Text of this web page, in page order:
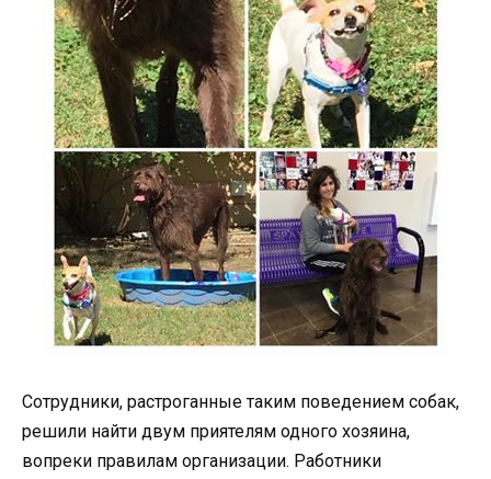
Сотрудники, растроганные таким поведением собак,
решили найти двум приятелям одного хозяина,
вопреки правилам организации. Работники